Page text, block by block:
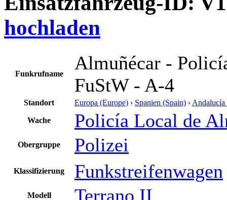
hochladen
Funkrufname
Almuñécar -
FuStW - A-4
Standort Europa (Europe) › Spanien (Spain) ›
Wache Policía Local de
Obergruppe Polizei
Klassifizierung Funkstreifenwagen
Modell Terrano II